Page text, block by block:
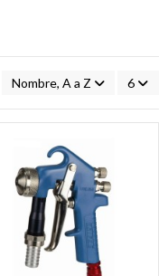
Nombre, A a Z 6